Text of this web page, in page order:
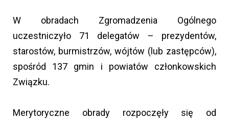
W obradach Zgromadzenia Ogólnego
uczestniczyło 71 delegatów – prezydentów,
starostów, burmistrzów, wójtów (lub zastępców),
spośród 137 gmin i powiatów członkowskich
Związku.
Merytoryczne obrady rozpoczęły się od